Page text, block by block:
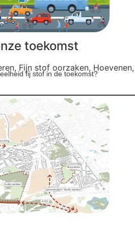
toekomst
, Fijn stof oorzaken, Hoevenen,
fij stof in de toekomst?